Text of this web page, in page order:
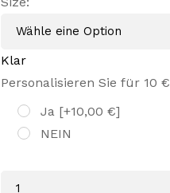
Klar
Personalisieren Sie für 10 €
Ja [+10,00 €]
NEIN
Menge